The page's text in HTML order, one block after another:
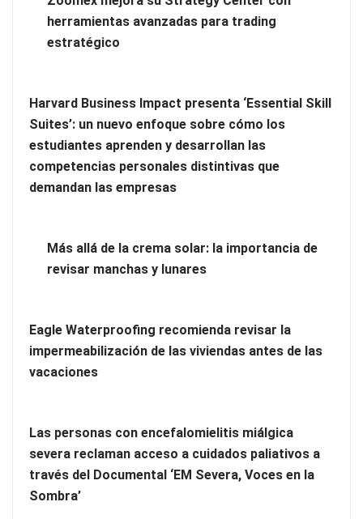
Zoomex mejora su Strategy Center con herramientas
avanzadas para trading estratégico
Harvard Business Impact presenta ‘Essential Skill Suites’: un
nuevo enfoque sobre cómo los estudiantes aprenden y
Más allá de la crema solar: la importancia de revisar manchas
y lunares
herramientas avanzadas para trading
estratégico
Harvard Business Impact presenta ‘Essential Skill
Suites’: un nuevo enfoque sobre cómo los
estudiantes aprenden y desarrollan las
competencias personales distintivas que
demandan las empresas
Más allá de la crema solar: la importancia de
revisar manchas y lunares
Eagle Waterproofing recomienda revisar la
impermeabilización de las viviendas antes de las
vacaciones
Las personas con encefalomielitis miálgica
severa reclaman acceso a cuidados paliativos a
través del Documental ‘EM Severa, Voces en la
Sombra’